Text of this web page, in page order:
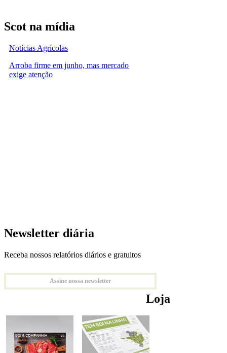
Scot na mídia
Notícias Agrícolas
Arroba firme em junho, mas mercado
exige atenção
Newsletter diária
Receba nossos relatórios diários e gratuitos
Assine nossa newsletter
Loja